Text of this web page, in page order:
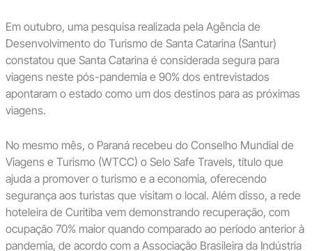
Em outubro, uma pesquisa realizada pela Agência de
Desenvolvimento do Turismo de Santa Catarina (Santur)
constatou que Santa Catarina é considerada segura para
viagens neste pós-pandemia e 90% dos entrevistados
apontaram o estado como um dos destinos para as próximas
viagens.
No mesmo mês, o Paraná recebeu do Conselho Mundial de
Viagens e Turismo (WTCC) o Selo Safe Travels, título que
ajuda a promover o turismo e a economia, oferecendo
segurança aos turistas que visitam o local. Além disso, a rede
hoteleira de Curitiba vem demonstrando recuperação, com
ocupação 70% maior quando comparado ao período anterior à
pandemia, de acordo com a Associação Brasileira da Indústria